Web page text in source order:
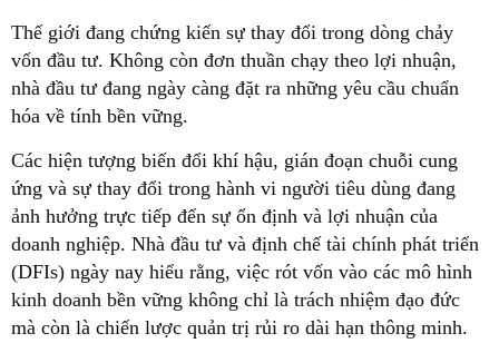
Thế giới đang chứng kiến sự thay đổi trong dòng chảy
vốn đầu tư. Không còn đơn thuần chạy theo lợi nhuận,
nhà đầu tư đang ngày càng đặt ra những yêu cầu chuẩn
hóa về tính bền vững.
Các hiện tượng biến đổi khí hậu, gián đoạn chuỗi cung
ứng và sự thay đổi trong hành vi người tiêu dùng đang
ảnh hưởng trực tiếp đến sự ổn định và lợi nhuận của
doanh nghiệp. Nhà đầu tư và định chế tài chính phát triển
(DFIs) ngày nay hiểu rằng, việc rót vốn vào các mô hình
kinh doanh bền vững không chỉ là trách nhiệm đạo đức
mà còn là chiến lược quản trị rủi ro dài hạn thông minh.